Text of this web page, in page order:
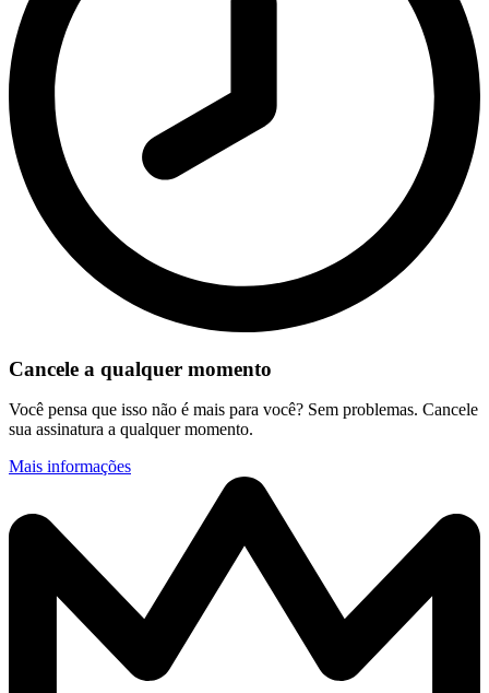
Cancele a qualquer momento
Você pensa que isso não é mais para você? Sem problemas. Cancele
sua assinatura a qualquer momento.
Mais informações